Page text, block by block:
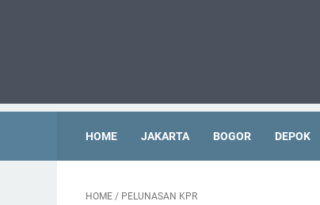
HOME JAKARTA BOGOR DEPOK
HOME / PELUNASAN KPR